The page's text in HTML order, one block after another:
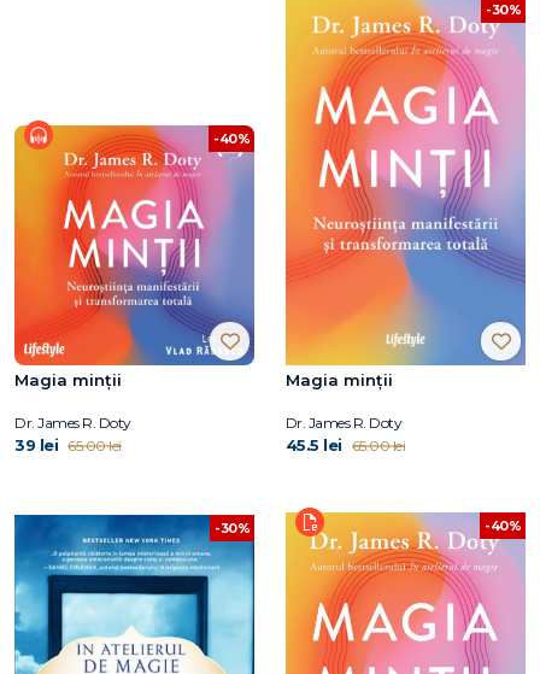
-40%
Magia minții
Dr. James R. Doty
39 lei 65.00 lei
-30%
Magia minții
Dr. James R. Doty
45.5 lei 65.00 lei
-30% -40%